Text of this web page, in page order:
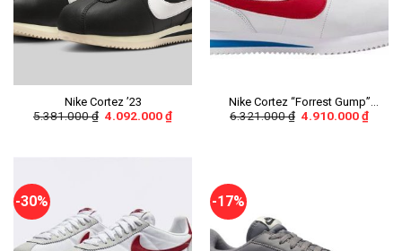
Nike Cortez ’23
5.381.000₫ 4.092.000₫
Nike Cortez “Forrest Gump”
(White/Varsity Red)
6.321.000₫ 4.910.000₫
-30% -17%